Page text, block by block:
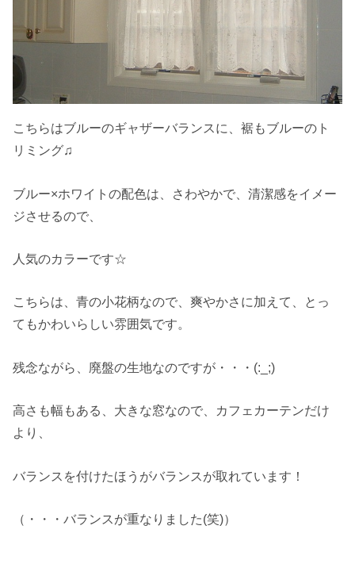
こちらはブルーのギャザーバランスに、裾もブルーのト
リミング♫
ブルー×ホワイトの配色は、さわやかで、清潔感をイメー
ジさせるので、
人気のカラーです☆
こちらは、青の小花柄なので、爽やかさに加えて、とっ
てもかわいらしい雰囲気です。
残念ながら、廃盤の生地なのですが・・・(:_;)
高さも幅もある、大きな窓なので、カフェカーテンだけ
より、
バランスを付けたほうがバランスが取れています！
（・・・バランスが重なりました(笑)）